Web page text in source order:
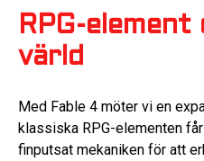
RPG-element
värld
Med Fable 4 möter vi en
klassiska RPG-elementen
finputsat mekaniken för att